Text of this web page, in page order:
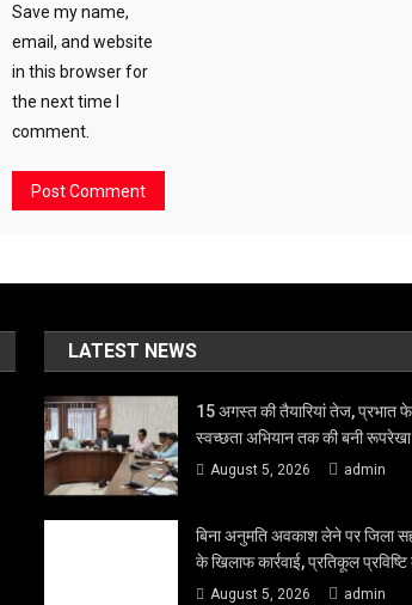
Save my name,
email, and website
in this browser for
the next time I
comment.
LATEST NEWS
15 अगस्त की तैयारियां तेज, प्रभात
स्वच्छता अभियान तक की बनी रूपरेखा
August 5, 2026 admin
बिना अनुमति अवकाश लेने पर जिला
के खिलाफ कार्रवाई, प्रतिकूल
August 5, 2026 admin